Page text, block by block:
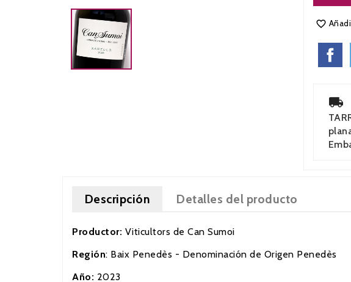

Descripción Detalles del producto
Productor: Viticultors de Can Sumoi
Región: Baix Penedès - Denominación de Origen Penedès
Año: 2023